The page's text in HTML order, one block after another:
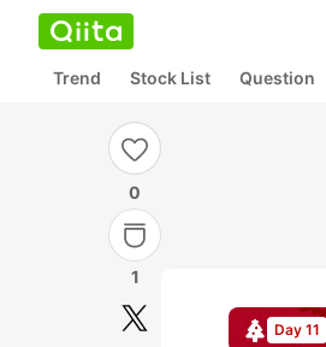
Trend Stock List Question
0
1
Day 11